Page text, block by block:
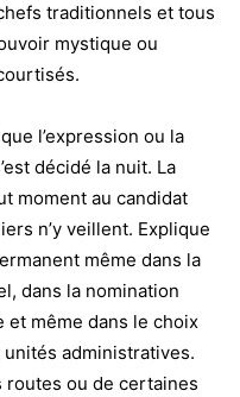
traditionnels et tous
mystique ou
l’expression ou la
décidé la nuit. La
moment au candidat
n’y veillent. Explique
même dans la
dans la nomination
et même dans le choix
administratives.
routes ou de certaines